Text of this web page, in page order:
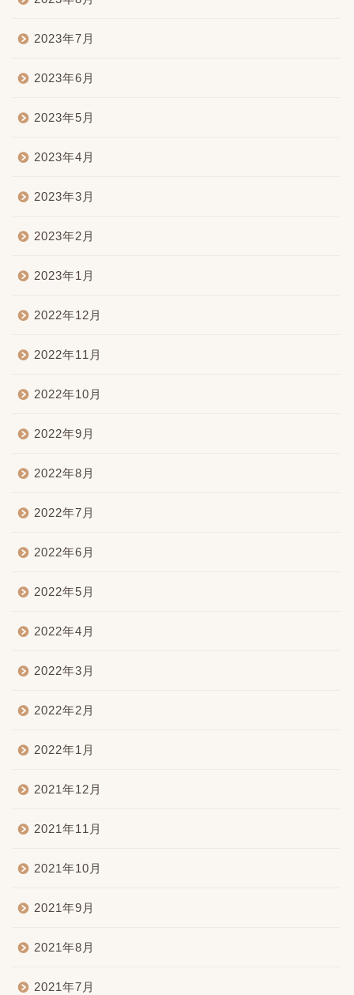
2023年7月
2023年6月
2023年5月
2023年4月
2023年3月
2023年2月
2023年1月
2022年12月
2022年11月
2022年10月
2022年9月
2022年8月
2022年7月
2022年6月
2022年5月
2022年4月
2022年3月
2022年2月
2022年1月
2021年12月
2021年11月
2021年10月
2021年9月
2021年8月
2021年7月